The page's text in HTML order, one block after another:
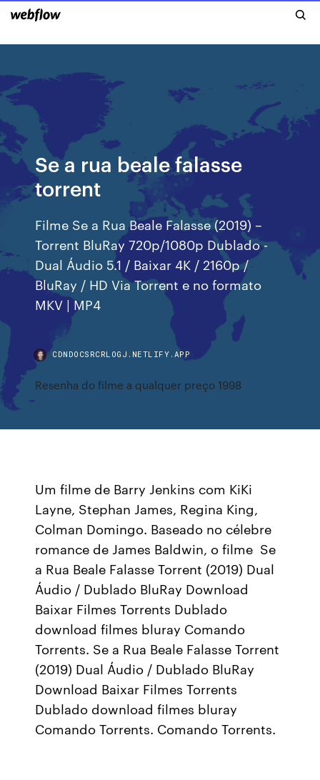
Se a rua beale falasse
torrent
Filme Se a Rua Beale Falasse (2019) –
Torrent BluRay 720p/1080p Dublado -
Dual Áudio 5.1 / Baixar 4K / 2160p /
BluRay / HD Via Torrent e no formato
MKV | MP4
CDNDOCSRCRLOGJ.NETLIFY.APP
Resenha do filme a qualquer preço 1998
Um filme de Barry Jenkins com KiKi
Layne, Stephan James, Regina King,
Colman Domingo. Baseado no célebre
romance de James Baldwin, o filme Se
a Rua Beale Falasse Torrent (2019) Dual
Áudio / Dublado BluRay Download
Baixar Filmes Torrents Dublado
download filmes bluray Comando
Torrents. Se a Rua Beale Falasse Torrent
(2019) Dual Áudio / Dublado BluRay
Download Baixar Filmes Torrents
Dublado download filmes bluray
Comando Torrents. Comando Torrents.